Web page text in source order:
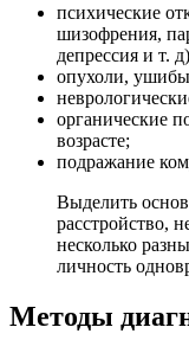
психические
шизофрения,
депрессия и т.
опухоли,
органические
возрасте;
подражание
Выделить
расстройство,
несколько
личность
Методы